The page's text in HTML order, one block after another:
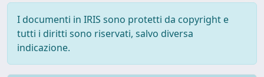
I documenti in IRIS sono protetti da copyright e
tutti i diritti sono riservati, salvo diversa
indicazione.